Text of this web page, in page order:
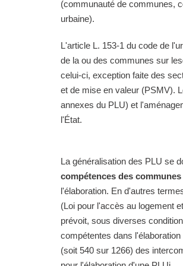
(communauté de communes,
urbaine).
L'article L. 153-1 du code de
de la ou des communes sur
celui-ci, exception faite des
et de mise en valeur (PSMV).
annexes du PLU) et
l'État.
La généralisation des PLU se
compétences des
l'élaboration. En d'autres
(Loi pour l'accès au logement
prévoit, sous diverses
compétentes dans
(soit 540 sur 1266) des